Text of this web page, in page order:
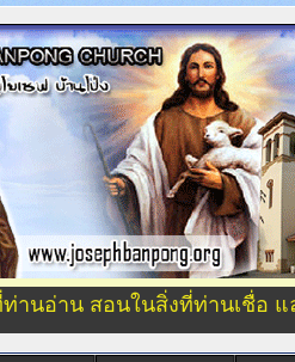
ท่านอ่าน สอนในสิ่งที่ท่านเชื่อ